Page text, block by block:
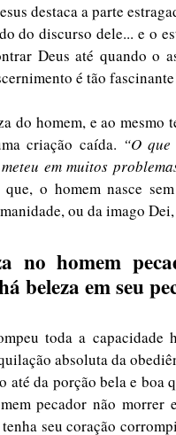
destaca a parte
do discurso dele... e o
Deus até quando o
é tão
do homem, e ao
criação caída. “O
em muitos
o homem nasce
ou da imago
no homem
beleza em seu
toda a
absoluta da
até da porção bela e
pecador não
seu coração